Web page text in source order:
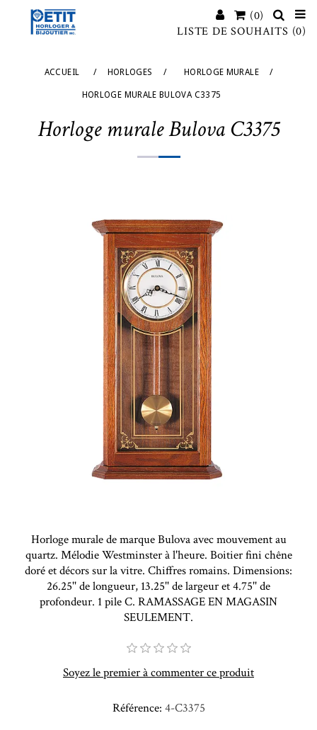
(0)
LISTE DE SOUHAITS (0)
ACCUEIL / HORLOGES / HORLOGE MURALE /
HORLOGE MURALE BULOVA C3375
Horloge murale Bulova C3375
Horloge murale de marque Bulova avec mouvement au
quartz. Mélodie Westminster à l'heure. Boitier fini chêne
doré et décors sur la vitre. Chiffres romains. Dimensions:
26.25'' de longueur, 13.25'' de largeur et 4.75'' de
profondeur. 1 pile C. RAMASSAGE EN MAGASIN
SEULEMENT.
Soyez le premier à commenter ce produit
Référence: 4-C3375